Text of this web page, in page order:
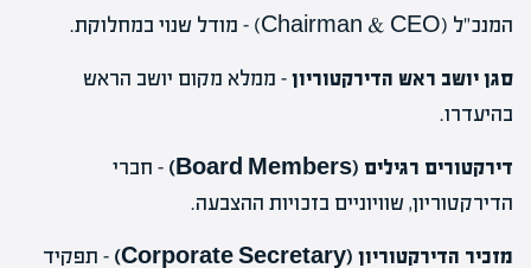
המנכ"ל (Chairman & CEO) – מודל שנוי במחלוקת.
סגן יושב ראש הדירקטוריון– ממלא מקום יושב הראש
בהיעדרו.
דירקטורים רגילים (Board Members)
– חברי
הדירקטוריון, שוויוניים בזכויות ההצבעה.
מזכיר הדירקטוריון (Corporate Secretary)
– תפקיד